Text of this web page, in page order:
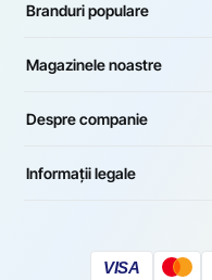
Branduri populare
Magazinele noastre
Despre companie
Informații legale
VISA